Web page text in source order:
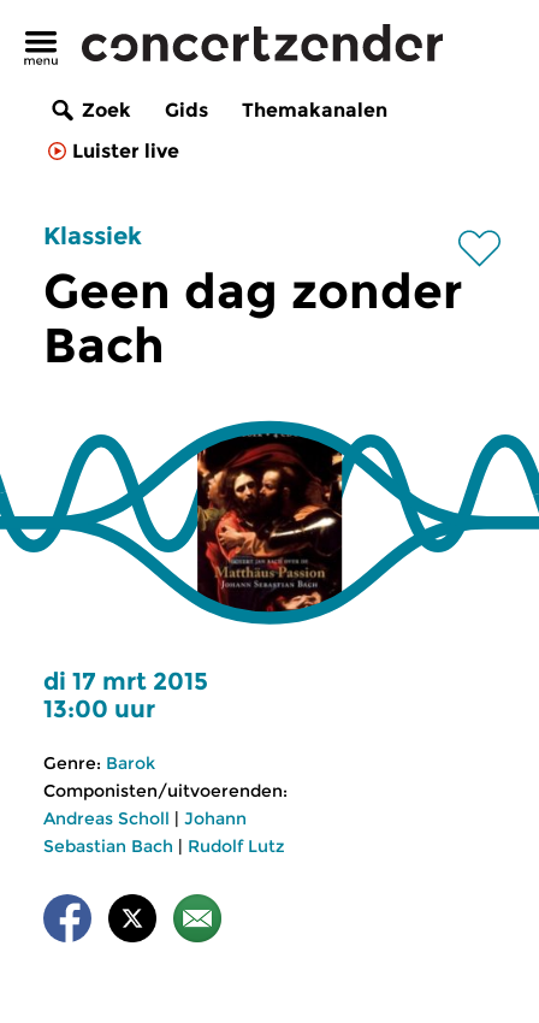
Zoek Gids
Themakanalen
Luister live
Klassiek
Geen dag zonder
Bach
di 17 mrt 2015
13:00 uur
Genre: Barok
Componisten/uitvoerenden:
Andreas Scholl | Johann
Sebastian Bach | Rudolf Lutz